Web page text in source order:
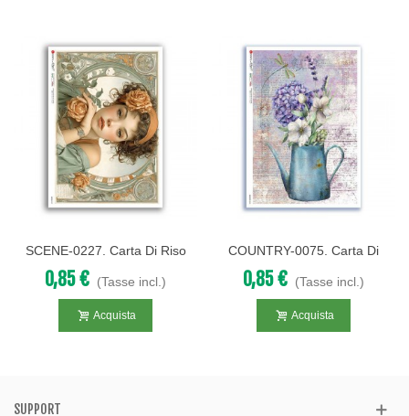
SCENE-0227. Carta Di Riso
Pittorico Per Decoupage.
0,85 € (Tasse incl.)
Acquista
COUNTRY-0075. Carta Di
Riso Country Per Decoupage.
0,85 € (Tasse incl.)
Acquista
SUPPORT